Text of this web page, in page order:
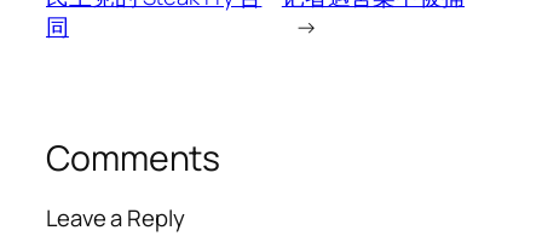
同
→
Comments
Leave a Reply